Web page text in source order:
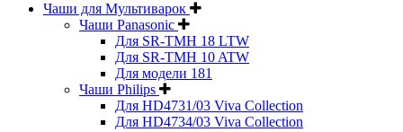
Чаши для Мультиварок
Чаши Panasonic
Для SR-TMH 18 LTW
Для SR-TMH 10 ATW
Для модели 181
Чаши Philips
Для HD4731/03 Viva Collection
Для HD4734/03 Viva Collection